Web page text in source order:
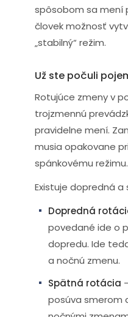
spôsobom sa mení
človek možnosť
„stabilný“ režim.
Už ste počuli
Rotujúce zmeny v
trojzmennú
pravidelne mení.
musia opakovane
spánkovému režimu.
Existuje dopredná
Dopredná
povedané ide o
dopredu. Ide
a nočnú zmenu.
Spätná rotácia
posúva smerom